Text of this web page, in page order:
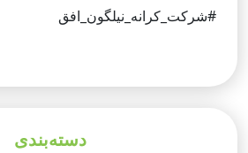
#شرکت_کرانه_نیلگون_افق
دسته‌بندی